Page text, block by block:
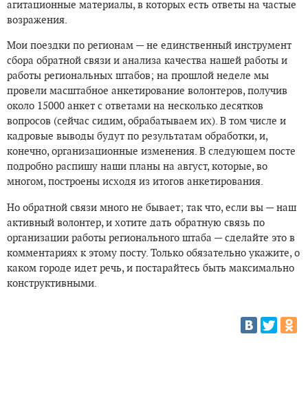
агитационные материалы, в которых есть ответы на частые
возражения.
Мои поездки по регионам — не единственный инструмент
сбора обратной связи и анализа качества нашей работы и
работы региональных штабов; на прошлой неделе мы
провели масштабное анкетирование волонтеров, получив
около 15000 анкет с ответами на несколько десятков
вопросов (сейчас сидим, обрабатываем их). В том числе и
кадровые выводы будут по результатам обработки, и,
конечно, организационные изменения. В следующем посте
подробно распишу наши планы на август, которые, во
многом, построены исходя из итогов анкетирования.
Но обратной связи много не бывает; так что, если вы — наш
активный волонтер, и хотите дать обратную связь по
организации работы регионального штаба — сделайте это в
комментариях к этому посту. Только обязательно укажите, о
каком городе идет речь, и постарайтесь быть максимально
конструктивными.